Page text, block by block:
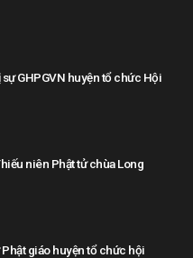
sự GHPGVN huyện tổ chức Hội
niên Phật tử chùa Long
giáo huyện tổ chức hội